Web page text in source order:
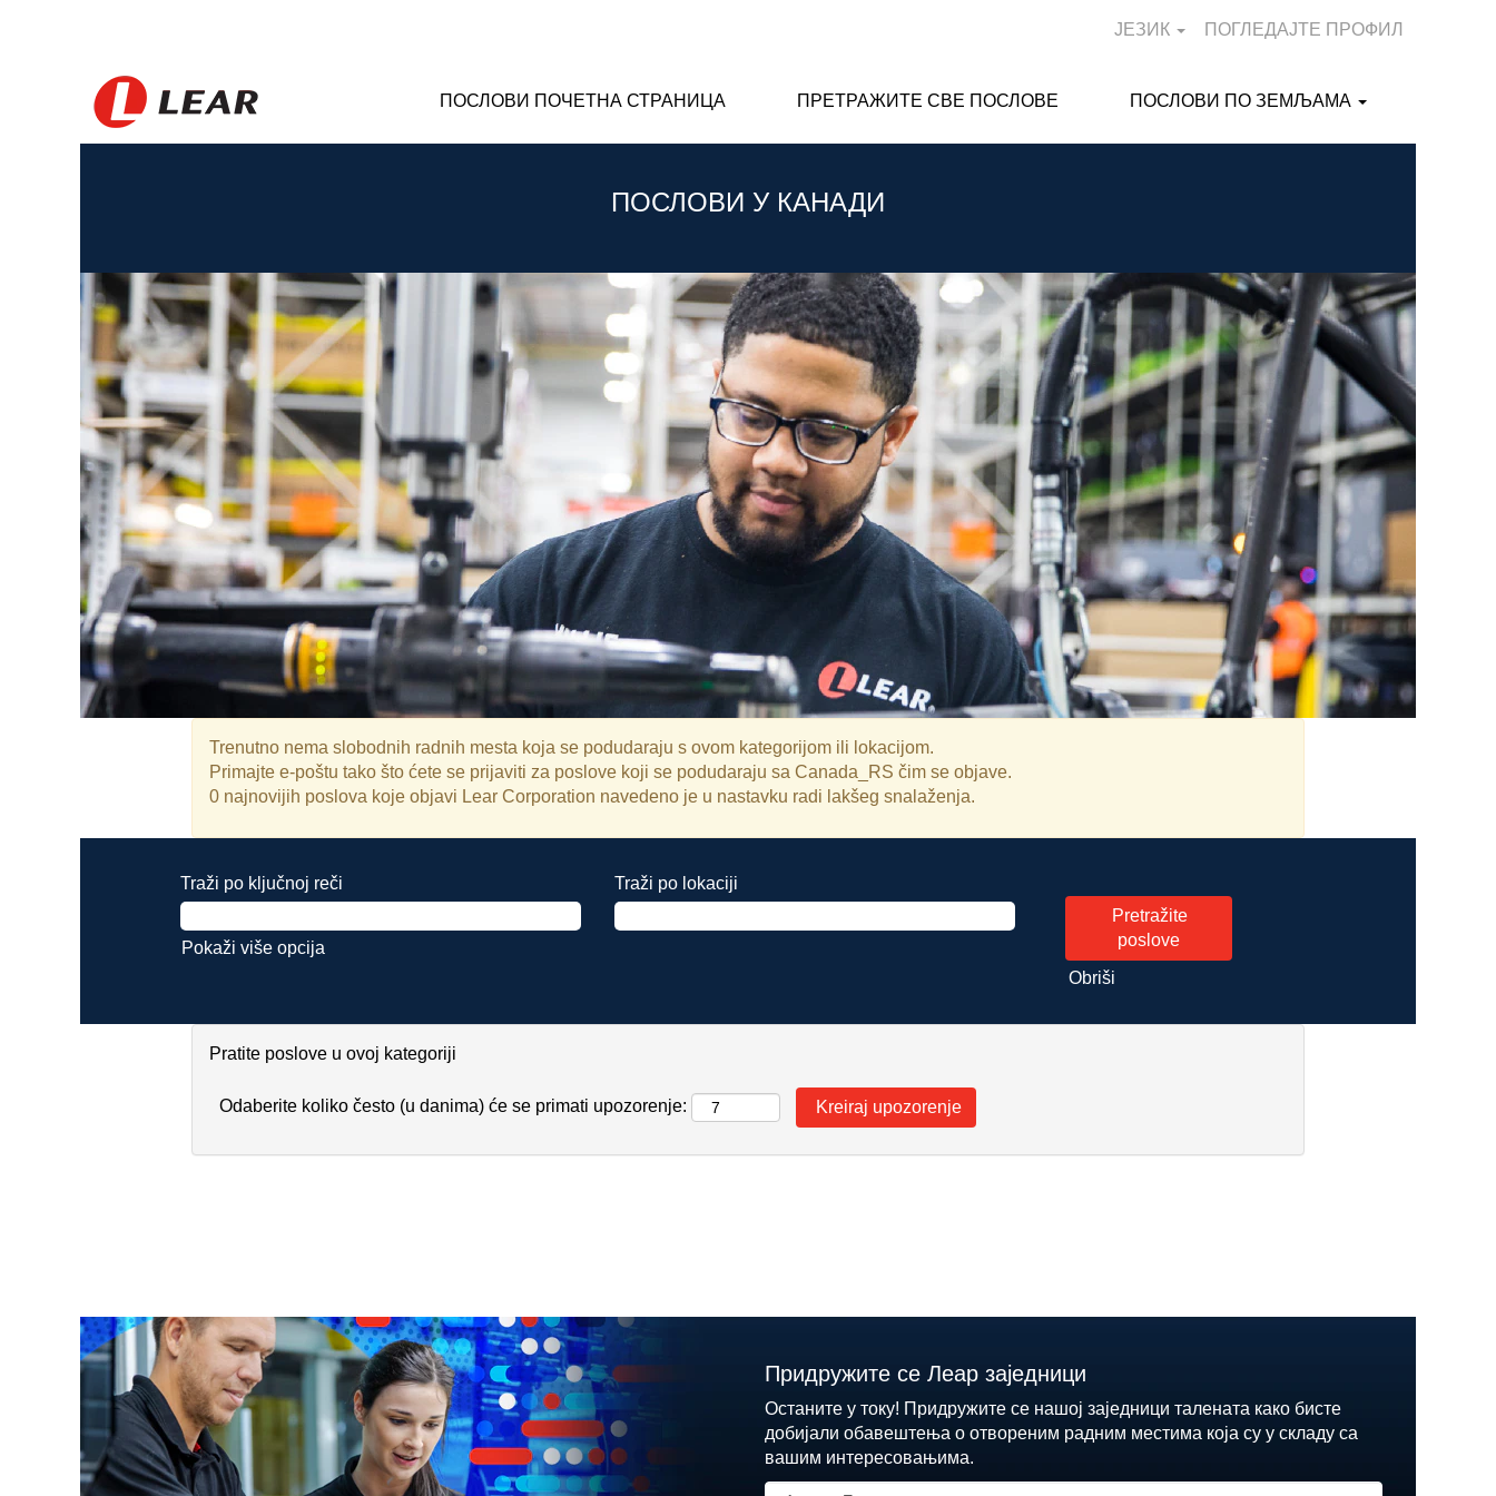
ЈЕЗИК ПОГЛЕДАЈТЕ ПРОФИЛ
ПОСЛОВИ ПОЧЕТНА СТРАНИЦА ПРЕТРАЖИТЕ СВЕ ПОСЛОВЕ ПОСЛОВИ ПО ЗЕМЉАМА
ПОСЛОВИ У КАНАДИ
Trenutno nema slobodnih radnih mesta koja se podudaraju s ovom kategorijom ili lokacijom.
Primajte e-poštu tako što ćete se prijaviti za poslove koji se podudaraju sa Canada_RS čim se objave.
0 najnovijih poslova koje objavi Lear Corporation navedeno je u nastavku radi lakšeg snalaženja.
Traži po ključnoj reči Traži po lokaciji
Pokaži više opcija
Obriši
Pratite poslove u ovoj kategoriji
Odaberite koliko često (u danima) će se primati upozorenje:
Придружите се Леар заједници
Останите у току! Придружите се нашој заједници талената како бисте
добијали обавештења о отвореним радним местима која су у складу са
вашим интересовањима.